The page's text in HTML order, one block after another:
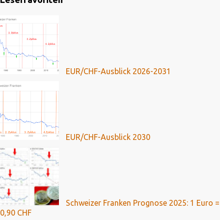
EUR/CHF-Ausblick 2026-2031
EUR/CHF-Ausblick 2030
Schweizer Franken Prognose 2025: 1 Euro =
0,90 CHF